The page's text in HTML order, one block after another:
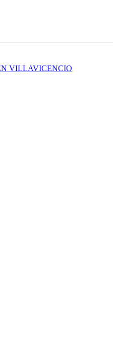
VILLAVICENCIO